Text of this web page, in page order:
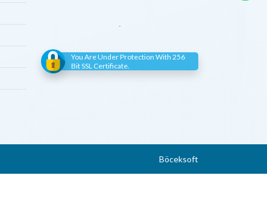
You Are Under Protection With 256
Bit SSL Certificate.
Böceksoft